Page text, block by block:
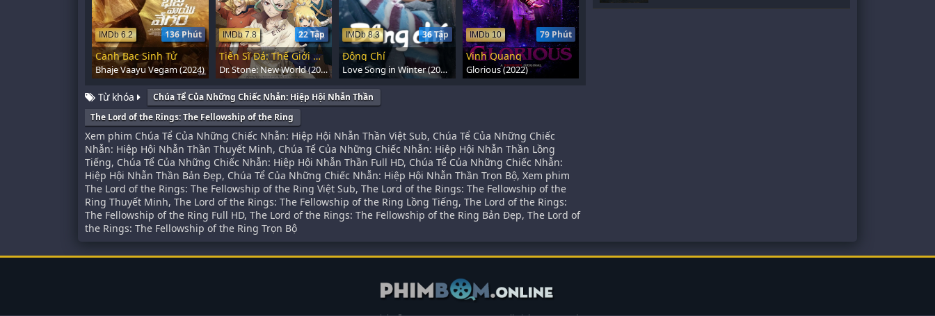
136 Phút
IMDb 6.2
Canh Bạc Sinh Tử
Bhaje Vaayu Vegam (2024)
22 Tập
IMDb 7.8
Tiến Sĩ Đá: Thế Giới Mới
Dr. Stone: New World (2023)
36 Tập
IMDb 8.3
Đông Chí
Love Song in Winter (2024)
79 Phút
IMDb 10
Vinh Quang
Glorious (2022)
Từ khóa
Chúa Tể Của Những Chiếc Nhẫn: Hiệp Hội Nhẫn Thần
The Lord of the Rings: The Fellowship of the Ring
Xem phim Chúa Tể Của Những Chiếc Nhẫn: Hiệp Hội Nhẫn Thần Việt Sub, Chúa Tể Của Những Chiếc
Nhẫn: Hiệp Hội Nhẫn Thần Thuyết Minh, Chúa Tể Của Những Chiếc Nhẫn: Hiệp Hội Nhẫn Thần Lồng
Tiếng, Chúa Tể Của Những Chiếc Nhẫn: Hiệp Hội Nhẫn Thần Full HD, Chúa Tể Của Những Chiếc Nhẫn:
Hiệp Hội Nhẫn Thần Bản Đẹp, Chúa Tể Của Những Chiếc Nhẫn: Hiệp Hội Nhẫn Thần Trọn Bộ, Xem phim
The Lord of the Rings: The Fellowship of the Ring Việt Sub, The Lord of the Rings: The Fellowship of the
Ring Thuyết Minh, The Lord of the Rings: The Fellowship of the Ring Lồng Tiếng, The Lord of the Rings:
The Fellowship of the Ring Full HD, The Lord of the Rings: The Fellowship of the Ring Bản Đẹp, The Lord of
the Rings: The Fellowship of the Ring Trọn Bộ